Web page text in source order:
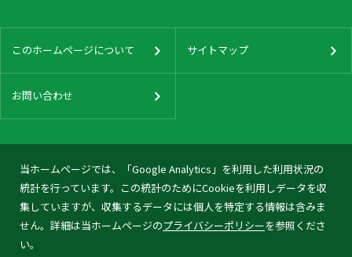
当ホームページでは、「Google Analytics」を利用した利用状況の
統計を行っています。この統計のためにCookieを利用しデータを収
集していますが、収集するデータには個人を特定する情報は含みま
せん。詳細は当ホームページのプライバシーポリシーを参照くださ
い。
このホームページについて サイトマップ
お問い合わせ